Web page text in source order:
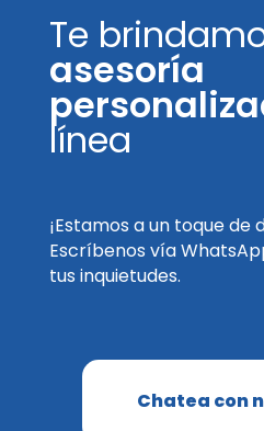
Te
asesoría
línea
¡Estamos a un toque de
Escríbenos vía
tus inquietudes.
Chatea con